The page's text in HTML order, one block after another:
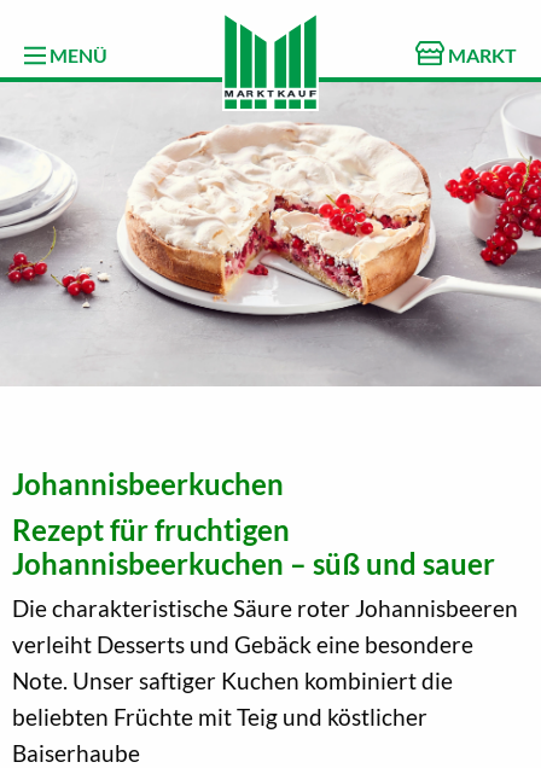
MENÜ MARKT
Johannisbeerkuchen
Rezept für fruchtigen
Johannisbeerkuchen – süß und sauer
Die charakteristische Säure roter Johannisbeeren
verleiht Desserts und Gebäck eine besondere
Note. Unser saftiger Kuchen kombiniert die
beliebten Früchte mit Teig und köstlicher
Baiserhaube